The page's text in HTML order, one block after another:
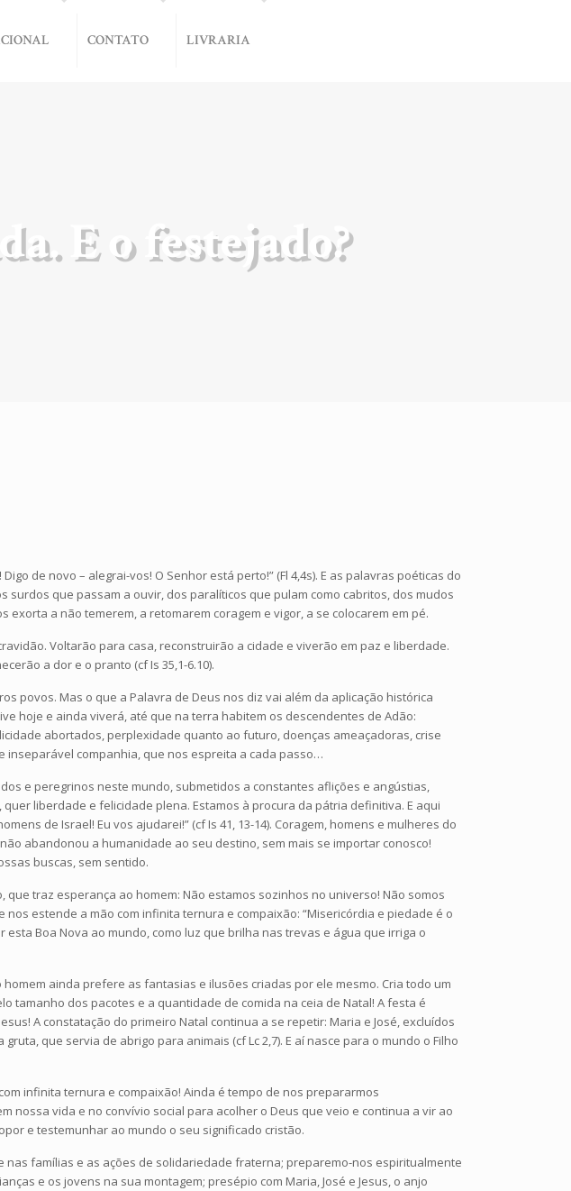
CONTATO LIVRARIA
E o festejado?
de novo – alegrai-vos! O Senhor está perto!” (Fl 4,4s). E as palavras poéticas do
que passam a ouvir, dos paralíticos que pulam como cabritos, dos mudos
a não temerem, a retomarem coragem e vigor, a se colocarem em pé.
Voltarão para casa, reconstruirão a cidade e viverão em paz e liberdade.
a dor e o pranto (cf Is 35,1-6.10).
povos. Mas o que a Palavra de Deus nos diz vai além da aplicação histórica
hoje e ainda viverá, até que na terra habitem os descendentes de Adão:
abortados, perplexidade quanto ao futuro, doenças ameaçadoras, crise
inseparável companhia, que nos espreita a cada passo…
e peregrinos neste mundo, submetidos a constantes aflições e angústias,
liberdade e felicidade plena. Estamos à procura da pátria definitiva. E aqui
de Israel! Eu vos ajudarei!” (cf Is 41, 13-14). Coragem, homens e mulheres do
abandonou a humanidade ao seu destino, sem mais se importar conosco!
buscas, sem sentido.
traz esperança ao homem: Não estamos sozinhos no universo! Não somos
estende a mão com infinita ternura e compaixão: “Misericórdia e piedade é o
esta Boa Nova ao mundo, como luz que brilha nas trevas e água que irriga o
ainda prefere as fantasias e ilusões criadas por ele mesmo. Cria todo um
tamanho dos pacotes e a quantidade de comida na ceia de Natal! A festa é
A constatação do primeiro Natal continua a se repetir: Maria e José, excluídos
que servia de abrigo para animais (cf Lc 2,7). E aí nasce para o mundo o Filho
infinita ternura e compaixão! Ainda é tempo de nos prepararmos
nossa vida e no convívio social para acolher o Deus que veio e continua a vir ao
e testemunhar ao mundo o seu significado cristão.
famílias e as ações de solidariedade fraterna; preparemo-nos espiritualmente
e os jovens na sua montagem; presépio com Maria, José e Jesus, o anjo